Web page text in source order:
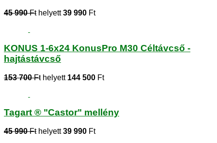
45 990 Fthelyett39 990 Ft
KONUS 1-6x24 KonusPro M30 Céltávcső -
hajtástávcső
153 700 Fthelyett 144 500 Ft
Tagart ® "Castor" mellény
45 990 Fthelyett39 990 Ft